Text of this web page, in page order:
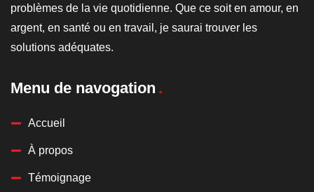
problèmes de la vie quotidienne. Que ce soit en amour, en
argent, en santé ou en travail, je saurai trouver les
solutions adéquates.
Menu de navogation
Accueil
À propos
Témoignage